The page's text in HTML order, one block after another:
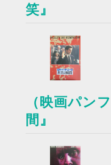
笑』
（映画パン
間』